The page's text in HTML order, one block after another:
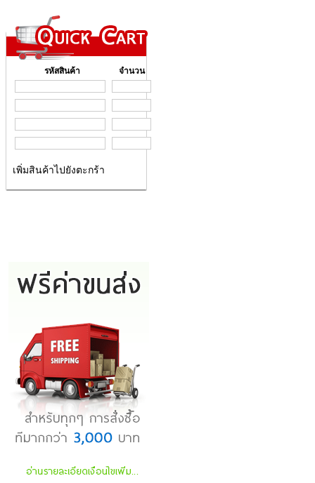
รหัสสินค้า จำนวน
เพิ่มสินค้าไปยังตะกร้า